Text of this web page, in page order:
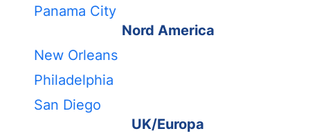
Panama City
Nord America
New Orleans
Philadelphia
San Diego
UK/Europa